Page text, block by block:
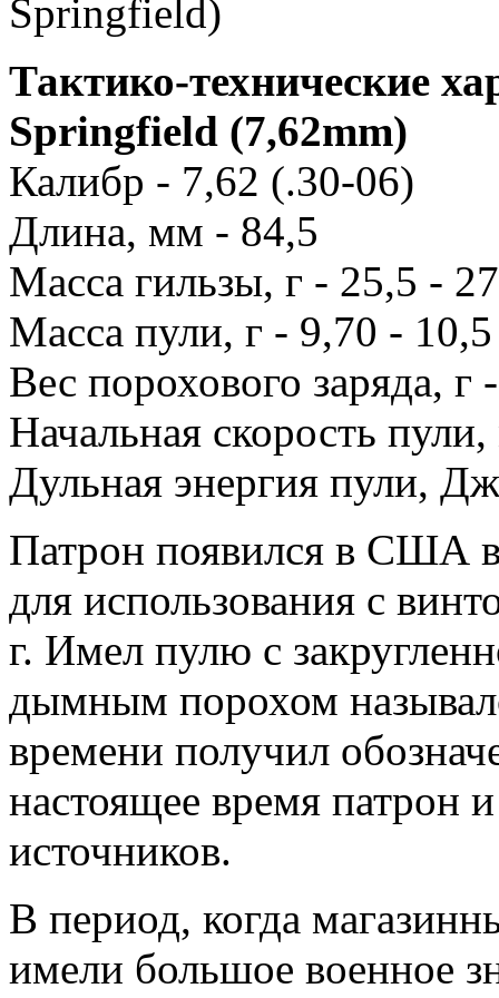
Тактико-технические
Springfield (7,62mm)
Калибр - 7,62 (.30-06)
Длина, мм - 84,5
Масса гильзы, г - 25,5 -
Масса пули, г - 9,70 - 10,5
Вес порохового заряда, г
Начальная скорость
Дульная энергия пули,
Патрон появился в США в
для использования с
г. Имел пулю с
дымным порохом
времени получил
настоящее время патрон
источников.
В период, когда
имели большое военное